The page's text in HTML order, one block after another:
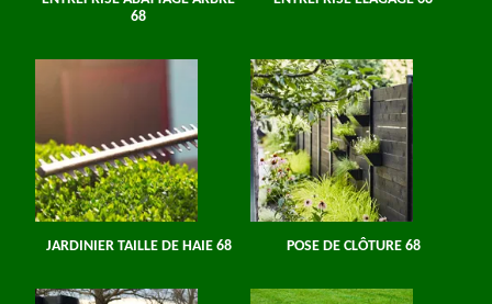
68
JARDINIER TAILLE DE HAIE 68 POSE DE CLÔTURE 68